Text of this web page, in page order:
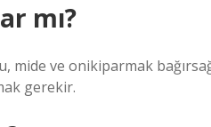
mı?
ve onikiparmak
gerekir.